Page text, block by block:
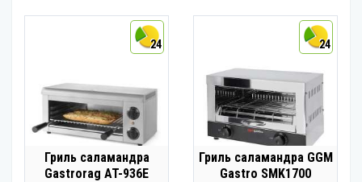
24
Гриль саламандра
Gastrorag AT-936E
24
Гриль саламандра GGM
Gastro SMK1700